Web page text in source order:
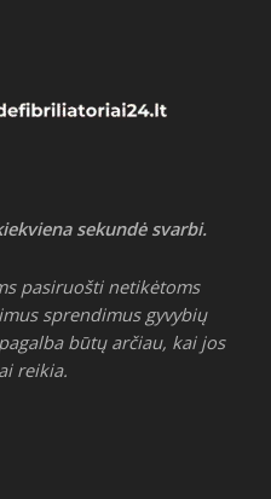
sekundė svarbi.
pasiruošti netikėtoms
sprendimus gyvybių
būtų arčiau, kai jos
reikia.